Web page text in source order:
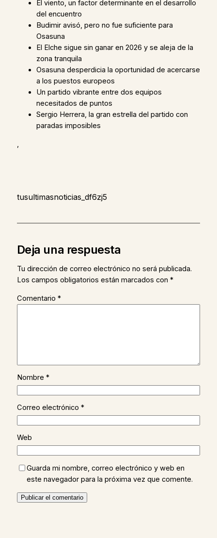
El viento, un factor determinante en el desarrollo
del encuentro
Budimir avisó, pero no fue suficiente para
Osasuna
El Elche sigue sin ganar en 2026 y se aleja de la
zona tranquila
Osasuna desperdicia la oportunidad de acercarse
a los puestos europeos
Un partido vibrante entre dos equipos
necesitados de puntos
Sergio Herrera, la gran estrella del partido con
paradas imposibles
,
tusultimasnoticias_df6zj5
Deja una respuesta
Tu dirección de correo electrónico no será publicada.
Los campos obligatorios están marcados con *
Comentario *
Nombre *
Correo electrónico *
Web
Guarda mi nombre, correo electrónico y web en
este navegador para la próxima vez que comente.